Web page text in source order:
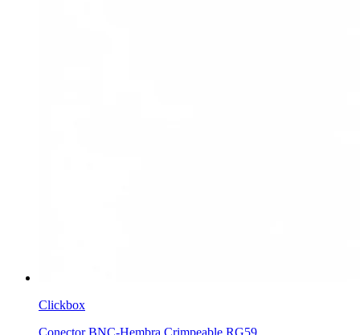
Clickbox
Conector BNC-Hembra Crimpeable RG59